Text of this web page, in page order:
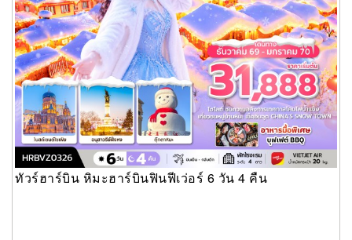
ทัวร์ฮาร์บิน หิมะฮาร์บินฟินฟีเว่อร์ 6 วัน 4 คืน